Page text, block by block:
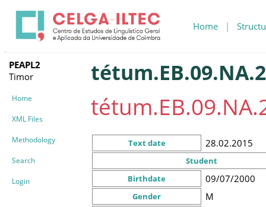
Home |
PEAPL2
Timor
Home
XML Files
Methodology
Search
Login
Text date 28.02.2015
Student
Birthdate
09/07/2000
Gender M